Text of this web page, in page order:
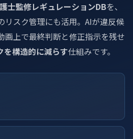
士監修レギュレーションDBを、
リスク管理にも活用。AIが違反候
画上で最終判断と修正指示を残せ
を構造的に減らす仕組みです。